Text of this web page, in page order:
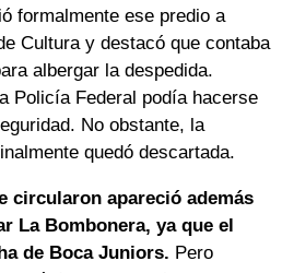
formalmente ese predio a
Cultura y destacó que contaba
albergar la despedida.
Policía Federal podía hacerse
No obstante, la
quedó descartada.
circularon apareció además
La Bombonera, ya que el
de Boca Juniors. Pero